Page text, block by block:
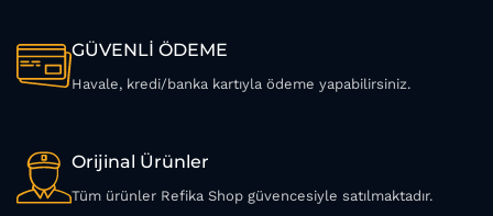
GÜVENLİ ÖDEME
Havale, kredi/banka kartıyla ödeme yapabilirsiniz.
Orijinal Ürünler
Tüm ürünler Refika Shop güvencesiyle satılmaktadır.